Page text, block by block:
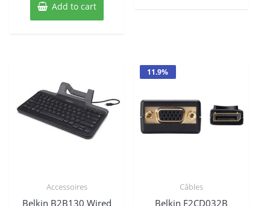
Add to cart
Accessoires
Belkin B2B130 Wired
11.9%
Câbles
Belkin F2CD032B